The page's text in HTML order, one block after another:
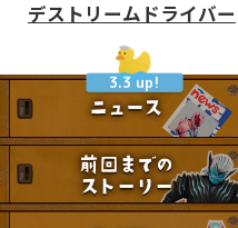
デストリームドライバー
3.3 up!